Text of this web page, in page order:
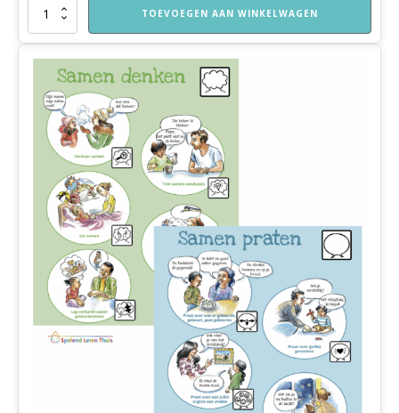
Nieuw!
Thuis
Kleuters
themaboekje
Kunst
aantal
TOEVOEGEN AAN WINKELWAGEN